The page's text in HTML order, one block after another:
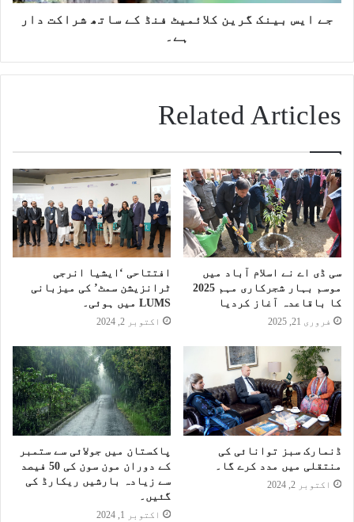
جے ایس بینک گرین کلائمیٹ فنڈ کے ساتھ شراکت دار
ہے۔
Related Articles
سی ڈی اے نے اسلام آباد میں
موسم بہار شجرکاری مہم 2025
کا باقاعدہ آغاز کردیا
فروری 21, 2025
افتتاحی ‘ایشیا انرجی
ٹرانزیشن سمٹ’ کی میزبانی
LUMS میں ہوئی۔
اکتوبر 2, 2024
ڈنمارک سبز توانائی کی
منتقلی میں مدد کرے گا۔
اکتوبر 2, 2024
پاکستان میں جولائی سے ستمبر
کے دوران مون سون کی 50 فیصد
سے زیادہ بارشیں ریکارڈ کی
گئیں۔
اکتوبر 1, 2024